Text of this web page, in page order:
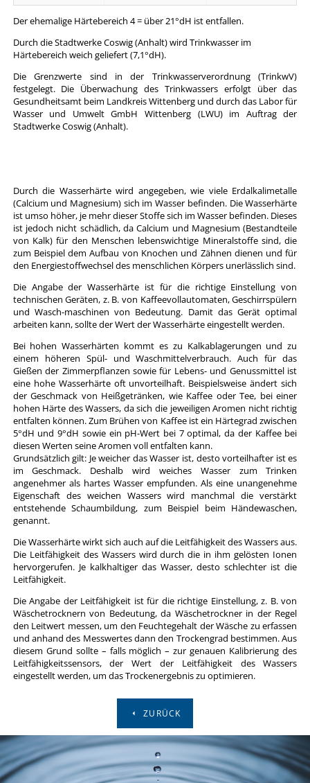
Der ehemalige Härtebereich 4 = über 21°dH ist entfallen.
Durch die Stadtwerke Coswig (Anhalt) wird Trinkwasser im
Härtebereich weich geliefert (7,1°dH).
Die Grenzwerte sind in der Trinkwasserverordnung (TrinkwV)
festgelegt. Die Überwachung des Trinkwassers erfolgt über das
Gesundheitsamt beim Landkreis Wittenberg und durch das Labor für
Wasser und Umwelt GmbH Wittenberg (LWU) im Auftrag der
Stadtwerke Coswig (Anhalt).
Durch die Wasserhärte wird angegeben, wie viele Erdalkalimetalle
(Calcium und Magnesium) sich im Wasser befinden. Die Wasserhärte
ist umso höher, je mehr dieser Stoffe sich im Wasser befinden. Dieses
ist jedoch nicht schädlich, da Calcium und Magnesium (Bestandteile
von Kalk) für den Menschen lebenswichtige Mineralstoffe sind, die
zum Beispiel dem Aufbau von Knochen und Zähnen dienen und für
den Energiestoffwechsel des menschlichen Körpers unerlässlich sind.
Die Angabe der Wasserhärte ist für die richtige Einstellung von
technischen Geräten, z. B. von Kaffeevollautomaten, Geschirrspülern
und Wasch-maschinen von Bedeutung. Damit das Gerät optimal
arbeiten kann, sollte der Wert der Wasserhärte eingestellt werden.
Bei hohen Wasserhärten kommt es zu Kalkablagerungen und zu
einem höheren Spül- und Waschmittelverbrauch. Auch für das
Gießen der Zimmerpflanzen sowie für Lebens- und Genussmittel ist
eine hohe Wasserhärte oft unvorteilhaft. Beispielsweise ändert sich
der Geschmack von Heißgetränken, wie Kaffee oder Tee, bei einer
hohen Härte des Wassers, da sich die jeweiligen Aromen nicht richtig
entfalten können. Zum Brühen von Kaffee ist ein Härtegrad zwischen
5°dH und 9°dH sowie ein pH-Wert bei 7 optimal, da der Kaffee bei
diesen Werten seine Aromen voll entfalten kann.
Grundsätzlich gilt: Je weicher das Wasser ist, desto vorteilhafter ist es
im Geschmack. Deshalb wird weiches Wasser zum Trinken
angenehmer als hartes Wasser empfunden. Als eine unangenehme
Eigenschaft des weichen Wassers wird manchmal die verstärkt
entstehende Schaumbildung, zum Beispiel beim Händewaschen,
genannt.
Die Wasserhärte wirkt sich auch auf die Leitfähigkeit des Wassers aus.
Die Leitfähigkeit des Wassers wird durch die in ihm gelösten Ionen
hervorgerufen. Je kalkhaltiger das Wasser, desto schlechter ist die
Leitfähigkeit.
Die Angabe der Leitfähigkeit ist für die richtige Einstellung, z. B. von
Wäschetrocknern von Bedeutung, da Wäschetrockner in der Regel
den Leitwert messen, um den Feuchtegehalt der Wäsche zu erfassen
und anhand des Messwertes dann den Trockengrad bestimmen. Aus
diesem Grund sollte – falls möglich – zur genauen Kalibrierung des
Leitfähigkeitssensors, der Wert der Leitfähigkeit des Wassers
eingestellt werden, um das Trockenergebnis zu optimieren.
ZURÜCK